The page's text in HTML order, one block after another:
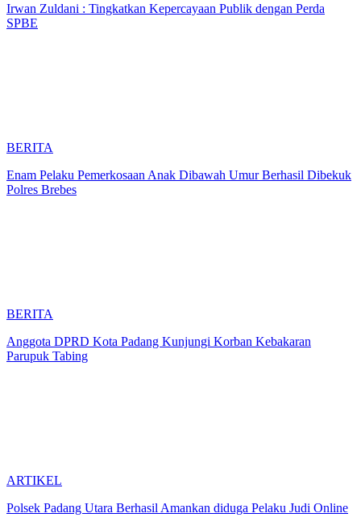
Irwan Zuldani : Tingkatkan Kepercayaan Publik dengan Perda
SPBE
BERITA
Enam Pelaku Pemerkosaan Anak Dibawah Umur Berhasil Dibekuk
Polres Brebes
BERITA
Anggota DPRD Kota Padang Kunjungi Korban Kebakaran
Parupuk Tabing
ARTIKEL
Polsek Padang Utara Berhasil Amankan diduga Pelaku Judi Online